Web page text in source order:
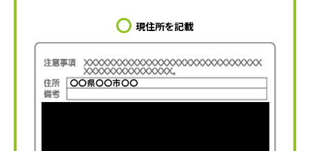
現住所を記載